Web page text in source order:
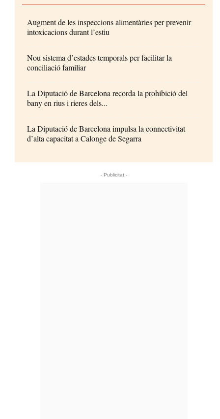
Augment de les inspeccions alimentàries per prevenir
intoxicacions durant l’estiu
Nou sistema d’estades temporals per facilitar la
conciliació familiar
La Diputació de Barcelona recorda la prohibició del
bany en rius i rieres dels...
La Diputació de Barcelona impulsa la connectivitat
d’alta capacitat a Calonge de Segarra
- Publicitat -